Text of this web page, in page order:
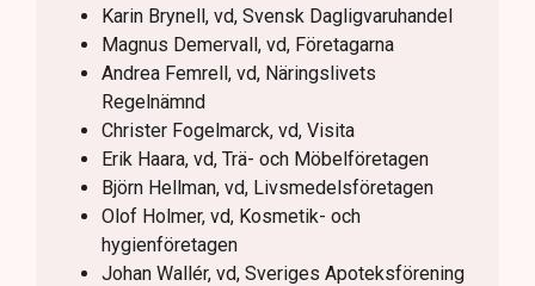
Karin Brynell, vd, Svensk Dagligvaruhandel
Magnus Demervall, vd, Företagarna
Andrea Femrell, vd, Näringslivets
Regelnämnd
Christer Fogelmarck, vd, Visita
Erik Haara, vd, Trä- och Möbelföretagen
Björn Hellman, vd, Livsmedelsföretagen
Olof Holmer, vd, Kosmetik- och
hygienföretagen
Johan Wallér, vd, Sveriges Apoteksförening